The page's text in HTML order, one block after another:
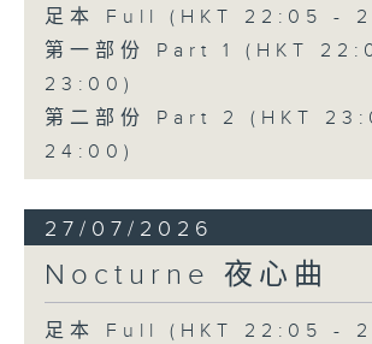
足本 Full (HKT 22:05 -
第一部份 Part 1 (HKT
23:00)
第二部份 Part 2 (HKT
24:00)
27/07/2026
Nocturne 夜心曲
足本 Full (HKT 22:05 -